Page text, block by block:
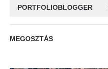
PORTFOLIOBLOGGER
MEGOSZTÁS